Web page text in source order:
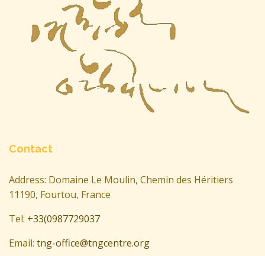
Contact
Address: Domaine Le Moulin, Chemin des Héritiers
11190, Fourtou, France
Tel: +33(0987729037
Email: tng-office@tngcentre.org